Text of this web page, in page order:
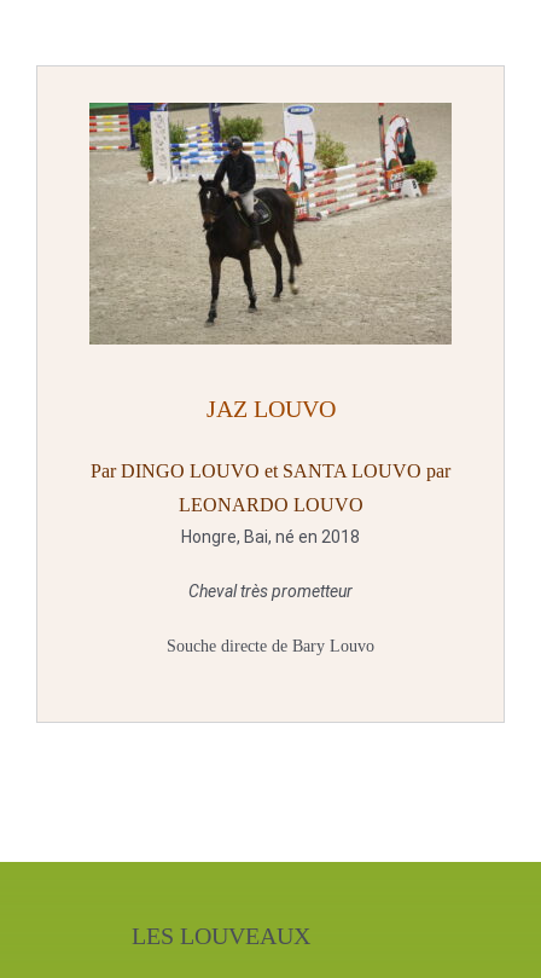
JAZ LOUVO
Par DINGO LOUVO et SANTA LOUVO par
LEONARDO LOUVO
Hongre, Bai, né en 2018
Cheval très prometteur
Souche directe de Bary Louvo
LES LOUVEAUX